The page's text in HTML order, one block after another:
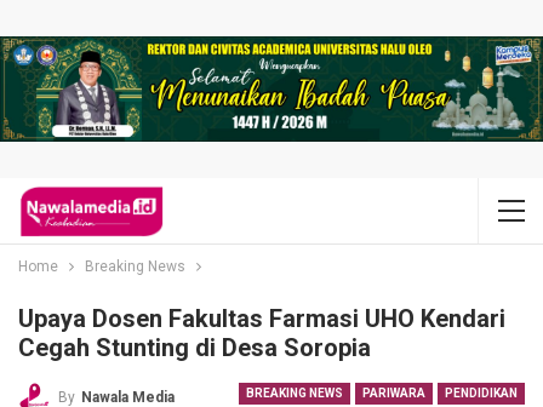
Home Breaking News
Upaya Dosen Fakultas Farmasi UHO Kendari
Cegah Stunting di Desa Soropia
BREAKING NEWS PARIWARA PENDIDIKAN
By Nawala Media